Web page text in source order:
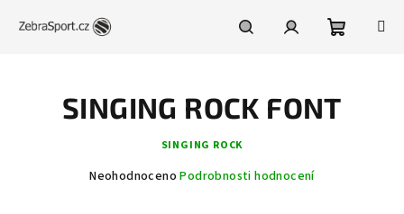
košík
SINGING ROCK FONT
SINGING ROCK
Průměrné
Neohodnoceno Podrobnosti hodnocení